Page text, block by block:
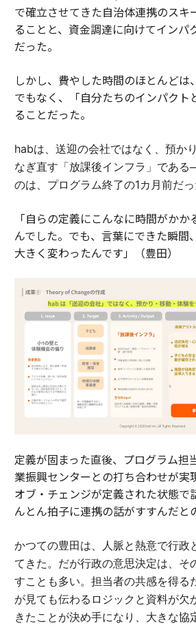
で確立させてきた自治体連携のスキ
ることと、資金調達に向けてインパ
だった。
しかし、費やした時間のほとんどは
でもなく、「自分たちのインパクト
ることだった。
habは、送迎の会社ではなく、預か
なぎ直す「放課後インフラ」である
のは、プログラム終了の1カ月前だっ
「自らの定義にこんなに時間がか
んでした。でも、言葉にできた瞬間
大きく変わったんです」（豊田）
定義が固まった直後、プログラム担
業振興センターとの打ち合わせが実
オブ・チェンジが定義された状態で
んとん拍子に連携の話がすすんだと
かつての豊田は、人脈と熱意で行政
てきた。 だが行政の意思決定は、そ
すことも多い。担当者の共感を得る
が見ても伝わるロジックと資料が欠
きたことが決め手になり、大きな協